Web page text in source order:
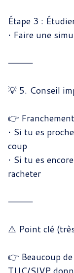
Étape 3 :
• Faire une
⸻
💡 5. Conseil
👉
• Si tu es
coup
• Si tu es
racheter
⸻
⚠️ Point clé
👉 Beaucoup
TUC/SIVP